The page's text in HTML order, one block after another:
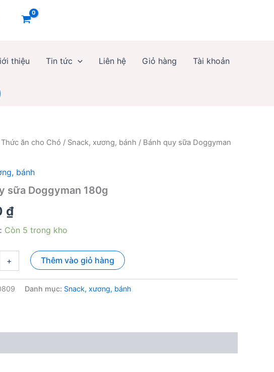
thiệu Tin tức Liên hệ Giỏ hàng Tài khoản
Thức ăn cho Chó / Snack, xương, bánh / Bánh quy sữa Doggyman
bánh
sữa Doggyman 180g
₫
Còn 5 trong kho
+ Thêm vào giỏ hàng
Danh mục: Snack, xương, bánh